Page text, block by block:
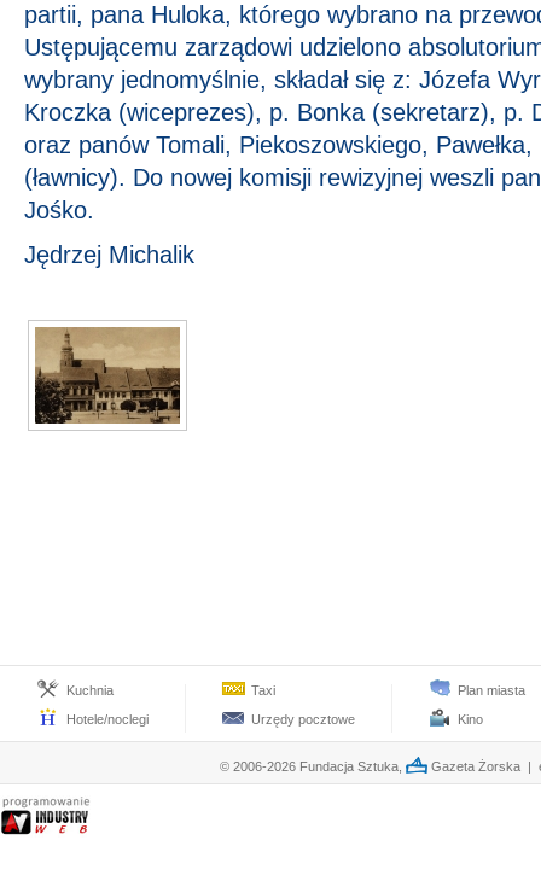
partii, pana Huloka, którego wybrano na
Ustępującemu zarządowi udzielono
wybrany jednomyślnie, składał się z: Józefa
Kroczka (wiceprezes), p. Bonka (sekretarz), p.
oraz panów Tomali, Piekoszowskiego,
(ławnicy). Do nowej komisji rewizyjnej weszli
Jośko.
Jędrzej Michalik
Kuchnia
Hotele/noclegi
Taxi
Urzędy pocztowe
Plan miasta
Kino
© 2006-2026 Fundacja Sztuka, Gazeta Żorska |